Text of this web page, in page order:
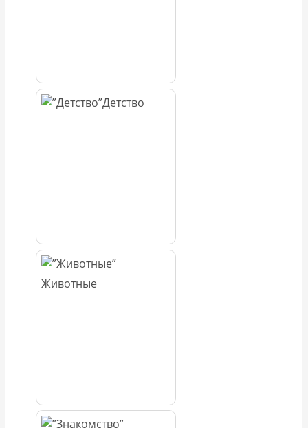
Детство
Животные